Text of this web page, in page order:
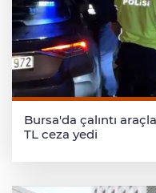
Bursa'da çalıntı
TL ceza yedi